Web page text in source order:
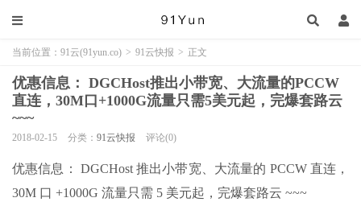
当前位置： 91云(91yun.co) > 91云快报 > 正文
优惠信息： DGCHost推出小带宽、大流量的PCCW
直连，30M口+1000G流量只需5美元起，完爆套路云
~~~
2018-02-15 分类： 91云快报 评论(0)
优惠信息： DGCHost 推出小带宽、大流量的 PCCW 直连，
30M 口 +1000G 流量只需 5 美元起，完爆套路云 ~~~